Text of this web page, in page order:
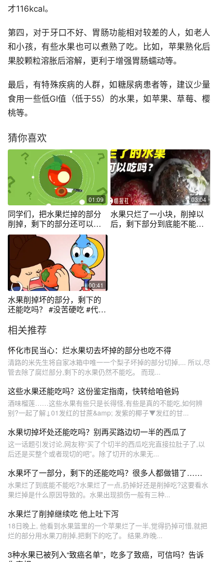
才116kcal。
第四，对于牙口不好、胃肠功能相对较差的人，如老人
和小孩，有些水果也可以煮熟了吃。比如，苹果熟化后
果胶颗粒溶胀后溶解，更利于增强胃肠蠕动等。
最后，有特殊疾病的人群，如糖尿病患者等，建议少量
食用一些低GI值（低于55）的水果，如苹果、草莓、樱
桃等。
猜你喜欢
01:09
同学们，把水果烂掉的部分
削掉，剩下的部分还可以吃
吗
03:04
水果只烂了一小块，削掉以
后，剩下部分到底能不能
00:41
水果削掉坏的部分，剩下的
还能吃吗？ #没苦硬吃 #代沟
相关推荐
怀化市民当心：烂水果切去坏掉的部分也吃不得
清路的米先生将自家冰箱中唯一一个梨子坏掉的部分切掉,... 所以,尽
管去除了腐烂部分,剩下的水果仍然不能吃。 而现...
这些水果还能吃吗？这份鉴定指南，快转给咱爸妈
酒味榴莲……这些水果有些只是长得怪,有些是真的不能吃,如何辨
别?一起了解↓01发红的甘蔗&amp; 发紫的椰子▼发红的甘...
水果切掉坏处还能吃吗？别再买路边切一半的西瓜了
这一话题引发讨论,网友称“买了个切半的西瓜吃完直接拉肚子了,以
后还是买整个或者现切的吧”。除了切开的水果无...
水果坏了一部分，剩下的还能吃吗？很多人都做错了……
水果烂了到底能不能吃?水果烂了一点,扔掉好还是削掉吃?这要看水
果烂掉是什么原因导致的。水果出现损伤一般有三种...
水果烂了削掉继续吃 他上吐下泻
18日晚上, 他看到水果篮里的一个苹果烂了一半,觉得扔掉可惜,就把
烂的部分用水果刀削掉,把剩下的吃了。 结果,昨晚...
3种水果已被列入“致癌名单”，吃多了致癌，可信吗？告诉